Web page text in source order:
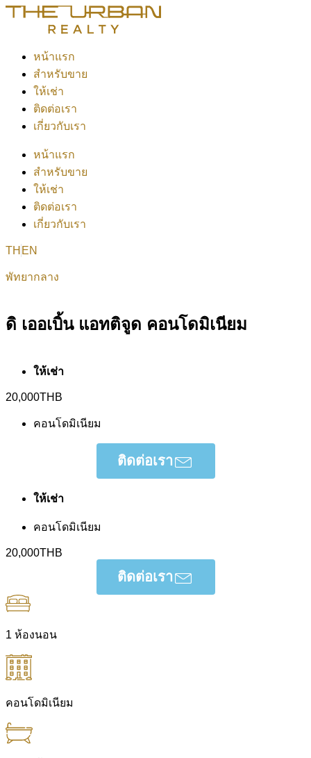
หน้าแรก
สำหรับขาย
ให้เช่า
ติดต่อเรา
เกี่ยวกับเรา
หน้าแรก
สำหรับขาย
ให้เช่า
ติดต่อเรา
เกี่ยวกับเรา
TH EN
พัทยากลาง
ดิ เออเบิ้น แอทติจูด คอนโดมิเนียม
ให้เช่า
20,000THB
คอนโดมิเนียม
ติดต่อเรา
ให้เช่า
คอนโดมิเนียม
20,000THB
ติดต่อเรา
1 ห้องนอน
คอนโดมิเนียม